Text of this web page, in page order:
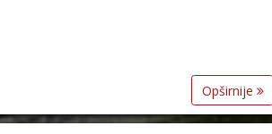
Opširnije